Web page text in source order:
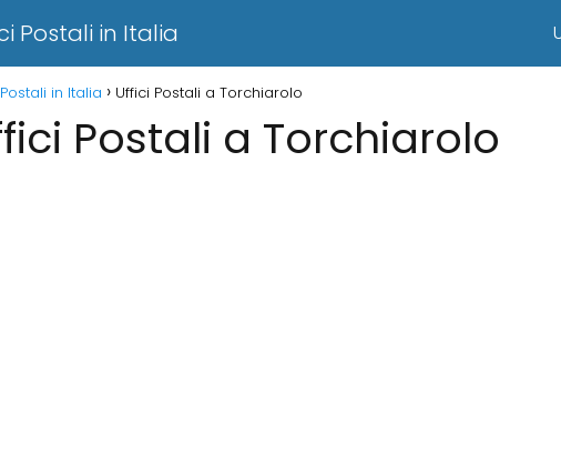
Postali in Italia
in Italia Uffici Postali a Torchiarolo
Postali a Torchiarolo